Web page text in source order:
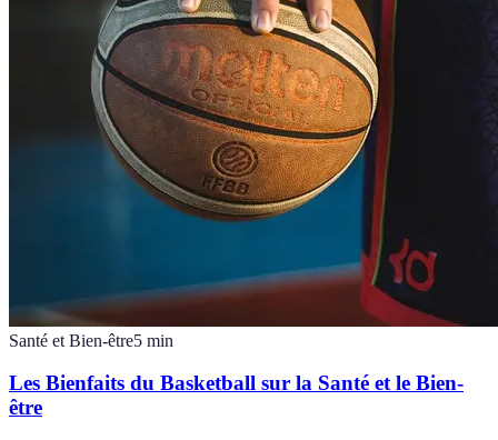
Santé et Bien-être5 min
Les Bienfaits du Basketball sur la Santé et le Bien-
être